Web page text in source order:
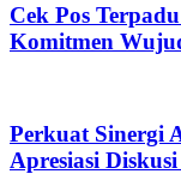
Cek Pos
Komitmen
Perkuat Sinergi
Apresiasi